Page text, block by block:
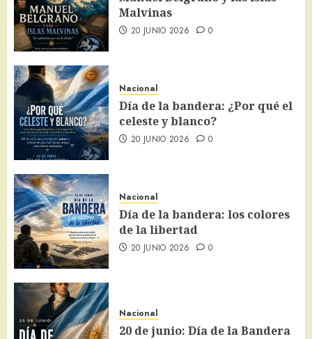
Malvinas
20 JUNIO 2026 0
Nacional
Día de la bandera: ¿Por qué el
celeste y blanco?
20 JUNIO 2026 0
Nacional
Día de la bandera: los colores
de la libertad
20 JUNIO 2026 0
Nacional
20 de junio: Día de la Bandera